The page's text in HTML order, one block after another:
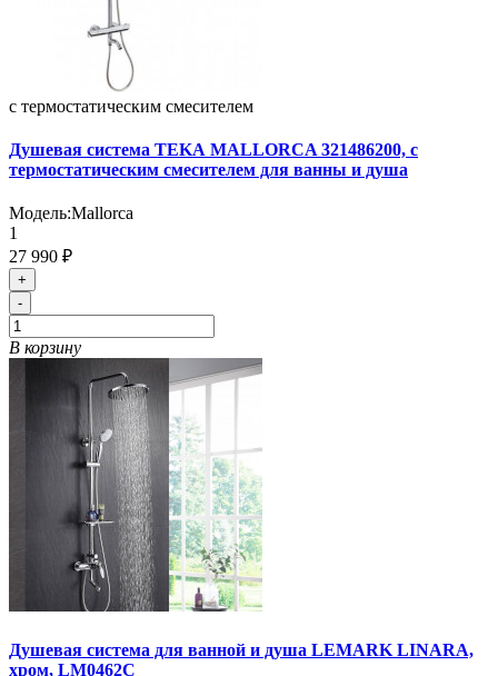
с термостатическим смесителем
Душевая система TEKА MALLORCA 321486200, с
термостатическим смесителем для ванны и душа
Модель:Mallorca
1
27 990 ₽
+
-
В корзину
Душевая система для ванной и душа LEMARK LINARA,
хром, LM0462C